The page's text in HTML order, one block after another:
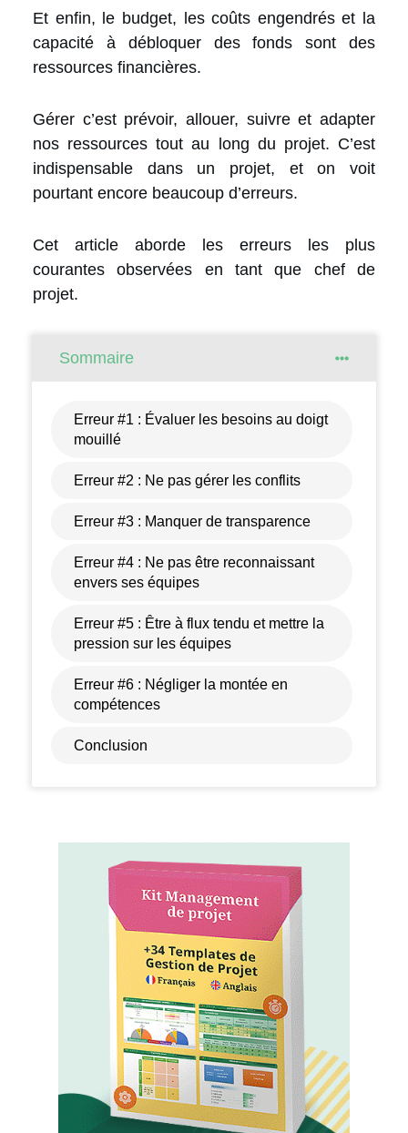
Et enfin, le budget, les coûts engendrés et la
capacité à débloquer des fonds sont des
ressources financières.
Gérer c’est prévoir, allouer, suivre et adapter
nos ressources tout au long du projet. C’est
indispensable dans un projet, et on voit
pourtant encore beaucoup d’erreurs.
Cet article aborde les erreurs les plus
courantes observées en tant que chef de
projet.
Sommaire
Erreur #1 : Évaluer les besoins au doigt
mouillé
Erreur #2 : Ne pas gérer les conflits
Erreur #3 : Manquer de transparence
Erreur #4 : Ne pas être reconnaissant
envers ses équipes
Erreur #5 : Être à flux tendu et mettre la
pression sur les équipes
Erreur #6 : Négliger la montée en
compétences
Conclusion